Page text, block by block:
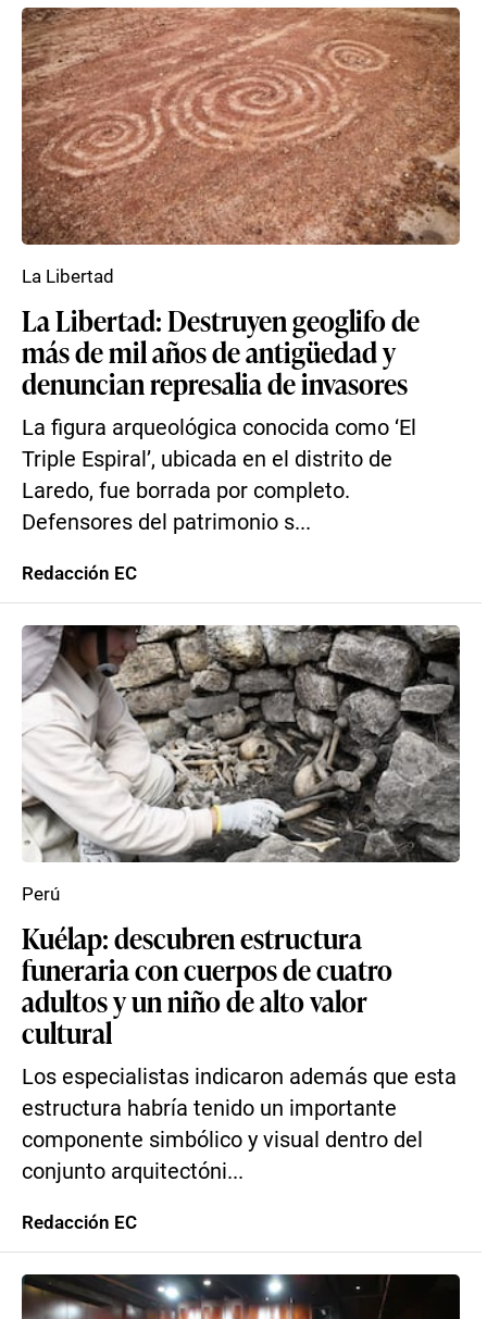
La Libertad: Destruyen geoglifo de
más de mil años de antigüedad y
denuncian represalia de invasores
La figura arqueológica conocida como ‘El
Triple Espiral’, ubicada en el distrito de
Laredo, fue borrada por completo.
Defensores del patrimonio s...
La Libertad
Redacción EC
Kuélap: descubren estructura
funeraria con cuerpos de cuatro
adultos y un niño de alto valor
cultural
Los especialistas indicaron además que esta
estructura habría tenido un importante
componente simbólico y visual dentro del
conjunto arquitectóni...
Perú
Redacción EC